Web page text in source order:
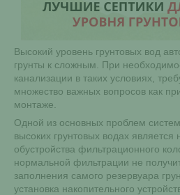
Высокий уровень грунтовых вод
грунты к сложным. При
канализации в таких условиях,
множество важных вопросов как
монтаже.
Одной из основных проблем
высоких грунтовых водах является
обустройства фильтрационного
нормальной фильтрации не
заполнения самого резервуара
установка накопительного